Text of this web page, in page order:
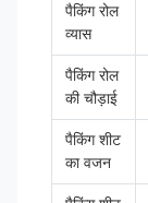
पैकिंग रोल
व्यास
पैकिंग रोल
की चौड़ाई
पैकिंग शीट
का वजन